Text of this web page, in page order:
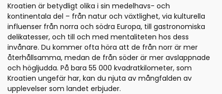
Kroatien är betydligt olika i sin medelhavs- och
kontinentala del – från natur och växtlighet, via kulturella
influenser från norra och södra Europa, till gastronomiska
delikatesser, och till och med mentaliteten hos dess
invånare. Du kommer ofta höra att de från norr är mer
återhållsamma, medan de från söder är mer avslappnade
och högljudda. På bara 55 000 kvadratkilometer, som
Kroatien ungefär har, kan du njuta av mångfalden av
upplevelser som landet erbjuder.